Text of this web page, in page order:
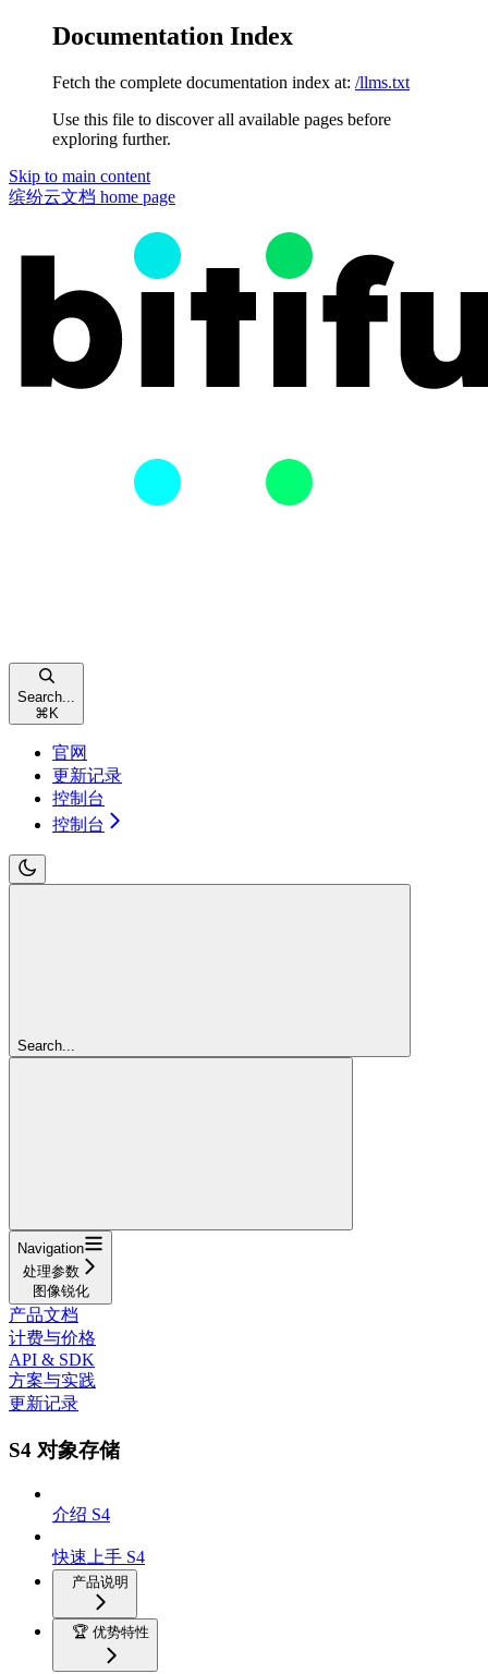
Documentation Index
Fetch the complete documentation index at: /llms.txt
Use this file to discover all available pages before
exploring further.
Skip to main content
缤纷云文档 home page
Search...
⌘ K
官网
更新记录
控制台
控制台
Search...
Navigation
处理参数
图像锐化
产品文档
计费与价格
API & SDK
方案与实践
更新记录
S4 对象存储
介绍 S4
快速上手 S4
产品说明
🏆 优势特性